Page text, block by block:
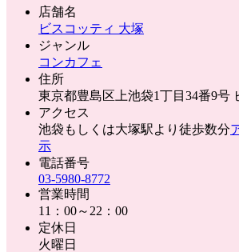
店舗名
ビスコッティ 大塚
ジャンル
コンカフェ
住所
東京都豊島区上池袋1丁目34番9号
アクセス
池袋もしくは大塚駅より徒歩数分
示
電話番号
03-5980-8772
営業時間
11：00～22：00
定休日
火曜日